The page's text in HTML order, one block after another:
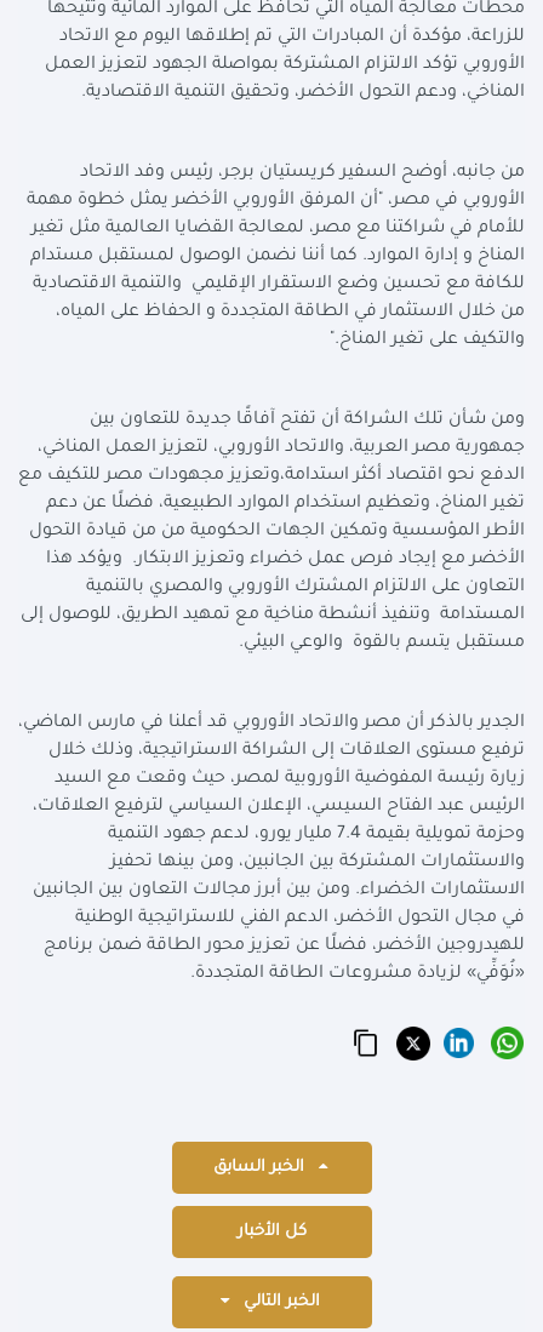
محطات معالجة المياه التي تحافظ على الموارد المائية وتتيحها
للزراعة، مؤكدة أن المبادرات التي تم إطلاقها اليوم مع الاتحاد
الأوروبي تؤكد الالتزام المشتركة بمواصلة الجهود لتعزيز العمل
المناخي، ودعم التحول الأخضر، وتحقيق التنمية الاقتصادية.
من جانبه، أوضح السفير كريستيان برجر، رئيس وفد الاتحاد
الأوروبي في مصر، "أن المرفق الأوروبي الأخضر يمثل خطوة مهمة
للأمام في شراكتنا مع مصر، لمعالجة القضايا العالمية مثل تغير
المناخ و إدارة الموارد. كما أننا نضمن الوصول لمستقبل مستدام
للكافة مع تحسين وضع الاستقرار الإقليمي والتنمية الاقتصادية
من خلال الاستثمار في الطاقة المتجددة و الحفاظ على المياه،
والتكيف على تغير المناخ."
ومن شأن تلك الشراكة أن تفتح آفاقًا جديدة للتعاون بين
جمهورية مصر العربية، والاتحاد الأوروبي، لتعزيز العمل المناخي،
الدفع نحو اقتصاد أكثر استدامة،وتعزيز مجهودات مصر للتكيف مع
تغير المناخ، وتعظيم استخدام الموارد الطبيعية، فضلًا عن دعم
الأطر المؤسسية وتمكين الجهات الحكومية من من قيادة التحول
الأخضر مع إيجاد فرص عمل خضراء وتعزيز الابتكار. ويؤكد هذا
التعاون على الالتزام المشترك الأوروبي والمصري بالتنمية
المستدامة وتنفيذ أنشطة مناخية مع تمهيد الطريق، للوصول إلى
مستقبل يتسم بالقوة والوعي البيئي.
الجدير بالذكر أن مصر والاتحاد الأوروبي قد أعلنا في مارس الماضي،
ترفيع مستوى العلاقات إلى الشراكة الاستراتيجية، وذلك خلال
زيارة رئيسة المفوضية الأوروبية لمصر، حيث وقعت مع السيد
الرئيس عبد الفتاح السيسي، الإعلان السياسي لترفيع العلاقات،
وحزمة تمويلية بقيمة 7.4 مليار يورو، لدعم جهود التنمية
والاستثمارات المشتركة بين الجانبين، ومن بينها تحفيز
الاستثمارات الخضراء. ومن بين أبرز مجالات التعاون بين الجانبين
في مجال التحول الأخضر، الدعم الفني للاستراتيجية الوطنية
للهيدروجين الأخضر، فضلًا عن تعزيز محور الطاقة ضمن برنامج
«نُوَفِّي» لزيادة مشروعات الطاقة المتجددة.
الخبر السابق
كل الأخبار
الخبر التالي